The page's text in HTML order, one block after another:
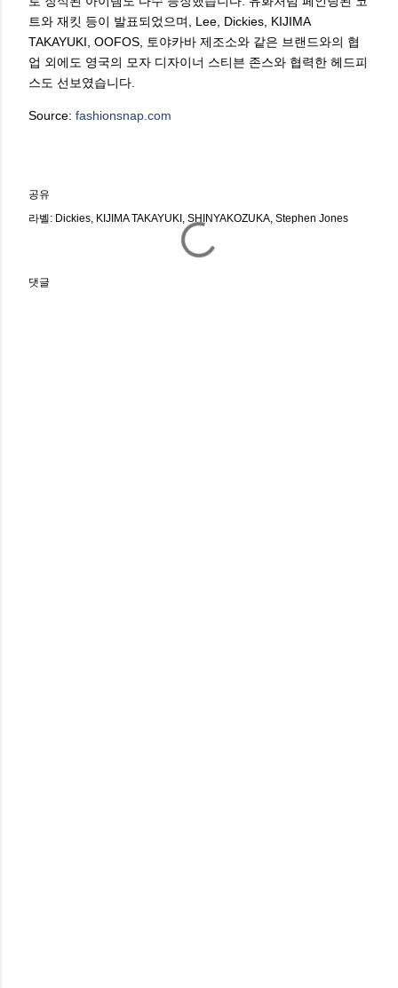
트와 재킷 등이 발표되었으며, Lee, Dickies, KIJIMA
TAKAYUKI, OOFOS, 토야카바 제조소와 같은 브랜드와의 협
업 외에도 영국의 모자 디자이너 스티븐 존스와 협력한 헤드피
스도 선보였습니다.
Source: fashionsnap.com
공유
라벨: Dickies KIJIMA TAKAYUKI SHINYAKOZUKA Stephen Jones
댓글